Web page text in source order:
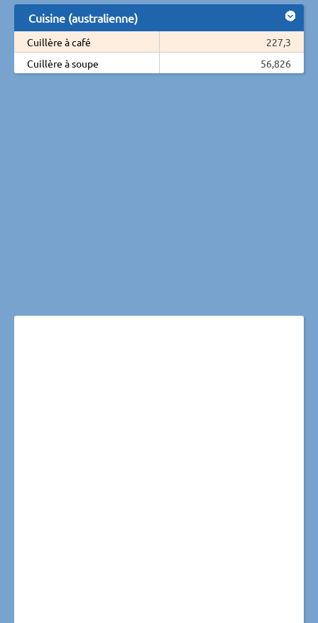
Cuisine (australienne)
Cuillère à café
227,3
Cuillère à soupe
56,826